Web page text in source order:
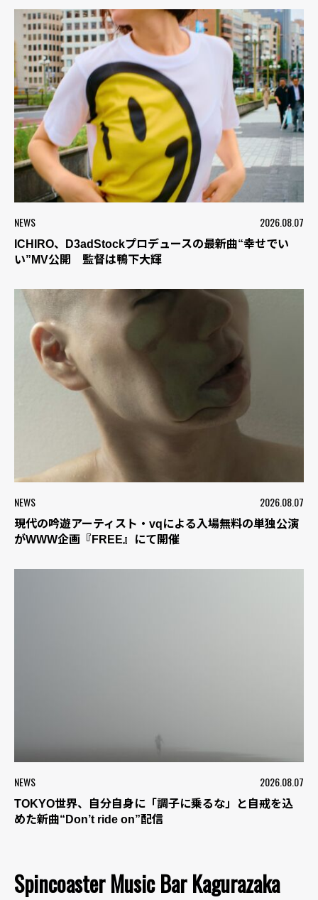
NEWS 2026.08.07
ICHIRO、D3adStockプロデュースの最新曲“幸せでい
い”MV公開 監督は鴨下大輝
NEWS 2026.08.07
現代の吟遊アーティスト・vqによる入場無料の単独公演
がWWW企画『FREE』にて開催
NEWS 2026.08.07
TOKYO世界、自分自身に「調子に乗るな」と自戒を込
めた新曲“Don’t ride on”配信
Spincoaster Music Bar Kagurazaka